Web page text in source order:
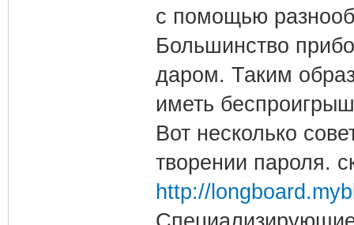
с помощью
Большинство
даром. Таким
иметь
Вот несколько
творении пароля.
http://